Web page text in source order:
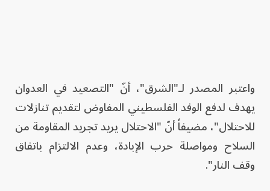
واعتبر المصدر لـ"الشرق"، أنّ "التصعيد في العدوان
يهدف لدفع الوفد الفلسطيني المفاوض لتقديم تنازلات
للاحتلال"، مضيفاً أنّ "الاحتلال يريد تجريد المقاومة من
السلاح ومواصلة حرب الإبادة، وعدم الالتزام باتفاق
وقف النار".